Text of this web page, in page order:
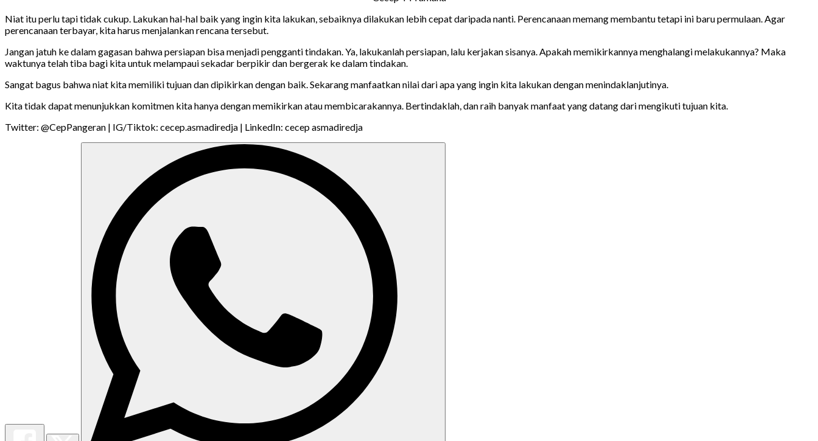
Niat itu perlu tapi tidak cukup. Lakukan hal-hal baik yang ingin kita lakukan, sebaiknya dilakukan lebih cepat daripada nanti. Perencanaan memang membantu tetapi ini baru permulaan. Agar
perencanaan terbayar, kita harus menjalankan rencana tersebut.
Jangan jatuh ke dalam gagasan bahwa persiapan bisa menjadi pengganti tindakan. Ya, lakukanlah persiapan, lalu kerjakan sisanya. Apakah memikirkannya menghalangi melakukannya? Maka
waktunya telah tiba bagi kita untuk melampaui sekadar berpikir dan bergerak ke dalam tindakan.
Sangat bagus bahwa niat kita memiliki tujuan dan dipikirkan dengan baik. Sekarang manfaatkan nilai dari apa yang ingin kita lakukan dengan menindaklanjutinya.
Kita tidak dapat menunjukkan komitmen kita hanya dengan memikirkan atau membicarakannya. Bertindaklah, dan raih banyak manfaat yang datang dari mengikuti tujuan kita.
Twitter: @CepPangeran | IG/Tiktok: cecep.asmadiredja | LinkedIn: cecep asmadiredja